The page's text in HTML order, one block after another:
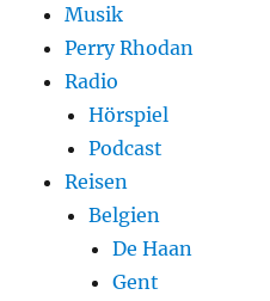
Musik
Perry Rhodan
Radio
Hörspiel
Podcast
Reisen
Belgien
De Haan
Gent